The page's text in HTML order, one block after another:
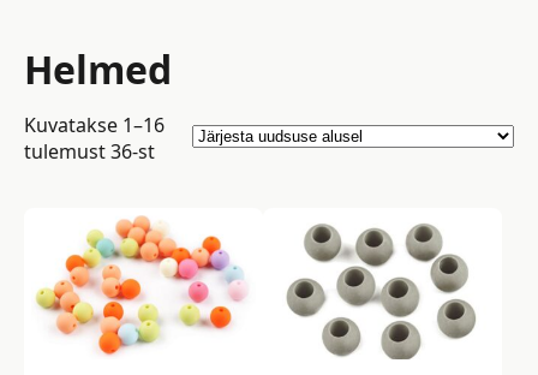
Helmed
Kuvatakse 1–16
tulemust 36-stSorted